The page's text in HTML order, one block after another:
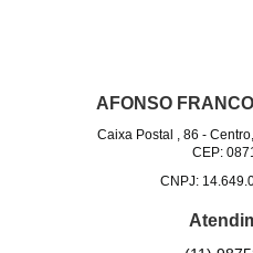
AFONSO
Caixa Postal , 86 -
CEP:
CNPJ: